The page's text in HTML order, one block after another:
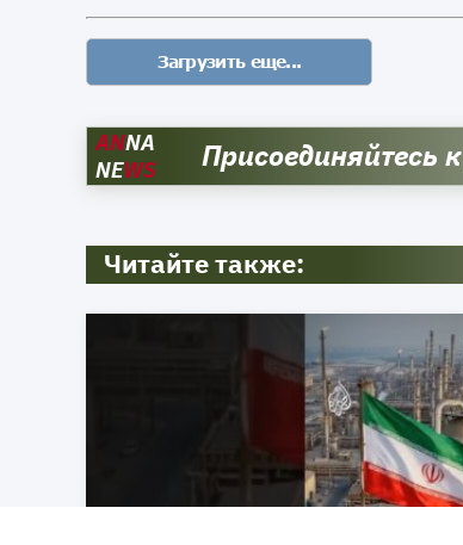
ANNA
NEWS Присоединяйтесь
Читайте также: